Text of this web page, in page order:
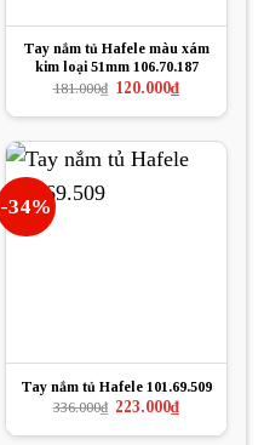
Tay nắm tủ Hafele màu xám
kim loại 51mm 106.70.187
181.000₫ Giá
là:
120.000₫Giá
hiện
tại
120.000₫.
-34%
Tay nắm tủ Hafele 101.69.509
336.000₫ Giá
là:
223.000₫Giá
hiện
tại